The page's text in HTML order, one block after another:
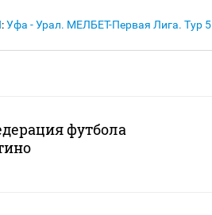
:Уфа - Урал. МЕЛБЕТ-Первая Лига. Тур 5
футбола